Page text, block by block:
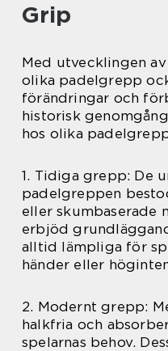
Grip
Med utvecklingen
olika padelgrepp
förändringar och
historisk
hos olika
1. Tidiga grepp: De
padelgreppen
eller skumbaserade
erbjöd
alltid lämpliga för
händer eller
2. Modernt grepp:
halkfria och
spelarnas behov.